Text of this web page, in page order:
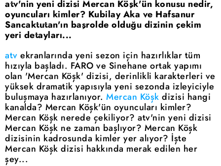
atv'nin yeni dizisi Mercan Köşk'ün konusu nedir,
oyuncuları kimler? Kubilay Aka ve Hafsanur
Sancaktutan'ın başrolde olduğu dizinin çekim
yeri detayları...
atv ekranlarında yeni sezon için hazırlıklar tüm
hızıyla başladı. FARO ve Sinehane ortak yapımı
olan 'Mercan Köşk' dizisi, derinlikli karakterleri ve
yüksek dramatik yapısıyla yeni sezonda izleyiciyle
buluşmaya hazırlanıyor. Mercan Köşk dizisi hangi
kanalda? Mercan Köşk'ün oyuncuları kimler?
Mercan Köşk nerede çekiliyor? atv'nin yeni dizisi
Mercan Köşk ne zaman başlıyor? Mercan Köşk
dizisinin kadrosunda kimler yer alıyor? İşte
Mercan Köşk dizisi hakkında merak edilen her
şey...